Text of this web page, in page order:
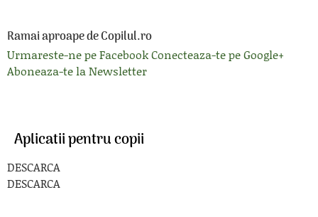
Ramai aproape de Copilul.ro
Urmareste-ne pe FacebookConecteaza-te pe Google+
Aboneaza-te la Newsletter
Aplicatii pentru copii
DESCARCA
DESCARCA